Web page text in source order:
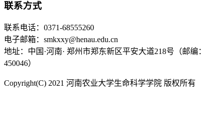
联系方式
联系电话：0371-68555260
电子邮箱：smkxxy@henau.edu.cn
地址：中国·河南· 郑州市郑东新区平安大道218号（邮编：
450046）
Copyright(C) 2021 河南农业大学生命科学学院 版权所有